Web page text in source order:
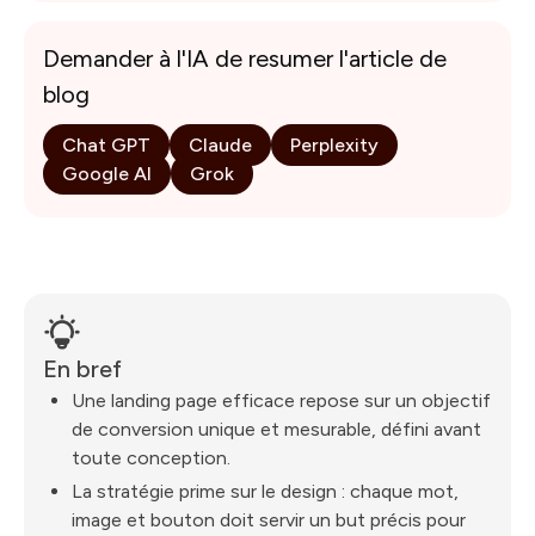
Demander à l'IA de resumer l'article de
blog
Chat GPT Claude
Perplexity
Google AI
Grok
En bref
Une landing page efficace repose sur un objectif
de conversion unique et mesurable, défini avant
toute conception.
La stratégie prime sur le design : chaque mot,
image et bouton doit servir un but précis pour